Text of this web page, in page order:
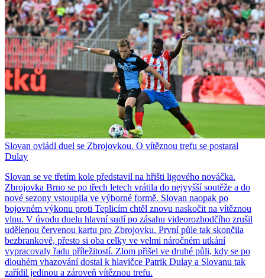
Slovan ovládl duel se Zbrojovkou. O vítěznou trefu se postaral
Dulay
Slovan se ve třetím kole představil na hřišti ligového nováčka.
Zbrojovka Brno se po třech letech vrátila do nejvyšší soutěže a do
nové sezony vstoupila ve výborné formě. Slovan naopak po
bojovném výkonu proti Teplicím chtěl znovu naskočit na vítěznou
vlnu. V úvodu duelu hlavní sudí po zásahu videorozhodčího zrušil
udělenou červenou kartu pro Zbrojovku. První půle tak skončila
bezbrankově, přesto si oba celky ve velmi náročném utkání
vypracovaly řadu příležitostí. Zlom přišel ve druhé půli, kdy se po
dlouhém vhazování dostal k hlavičce Patrik Dulay a Slovanu tak
zařídil jedinou a zároveň vítěznou trefu.